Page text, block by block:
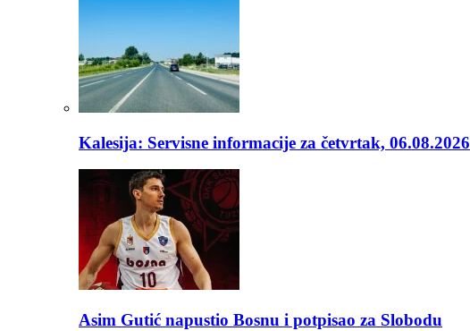
Kalesija: Servisne informacije za četvrtak, 06.08.2026
Asim Gutić napustio Bosnu i potpisao za Slobodu